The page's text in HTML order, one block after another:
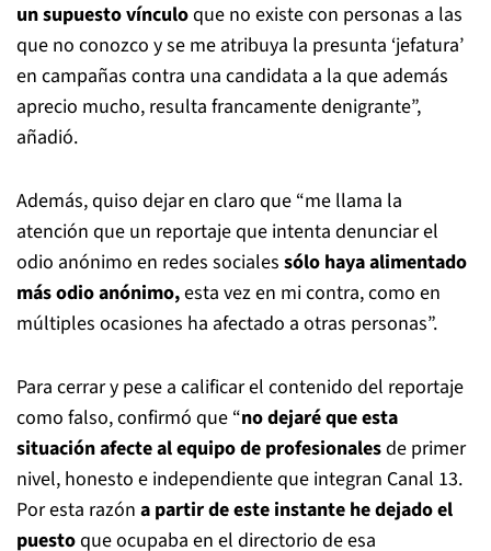
un supuesto vínculoque no existe con personas a las
que no conozco y se me atribuya la presunta ‘jefatura’
en campañas contra una candidata a la que además
aprecio mucho, resulta francamente denigrante”,
añadió.
Además, quiso dejar en claro que “me llama la
atención que un reportaje que intenta denunciar el
odio anónimo en redes sociales sólo haya alimentado
más odio anónimo,esta vez en mi contra, como en
múltiples ocasiones ha afectado a otras personas”.
Para cerrar y pese a calificar el contenido del reportaje
como falso, confirmó que “no dejaré que esta
situación afecte al equipo de profesionalesde primer
nivel, honesto e independiente que integran Canal 13.
Por esta razón a partir de este instante he dejado el
puestoque ocupaba en el directorio de esa